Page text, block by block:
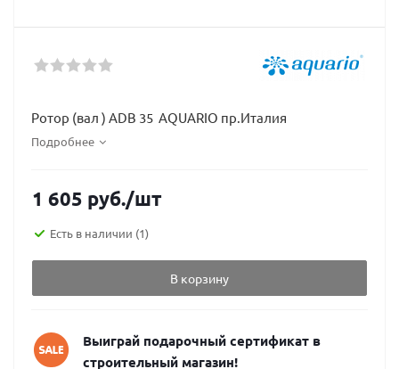
Ротор (вал ) ADB 35 AQUARIO пр.Италия
Подробнее
1 605 руб./шт
Есть в наличии (1)
В корзину
Выиграй подарочный сертификат в
строительный магазин!